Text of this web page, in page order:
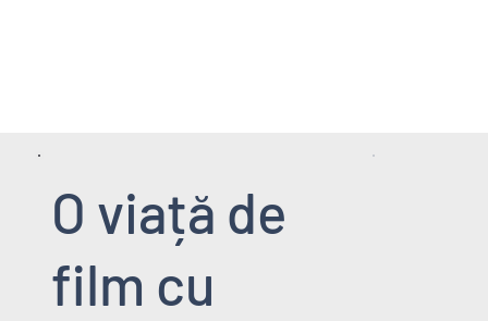
O viață de
film cu